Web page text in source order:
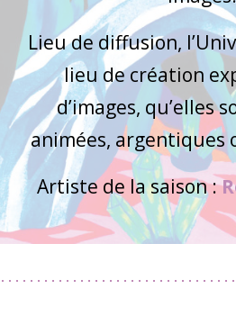
Lieu de diffusion,
lieu de création
d’images, qu’elles
animées, argentiques
Artiste de la saison :